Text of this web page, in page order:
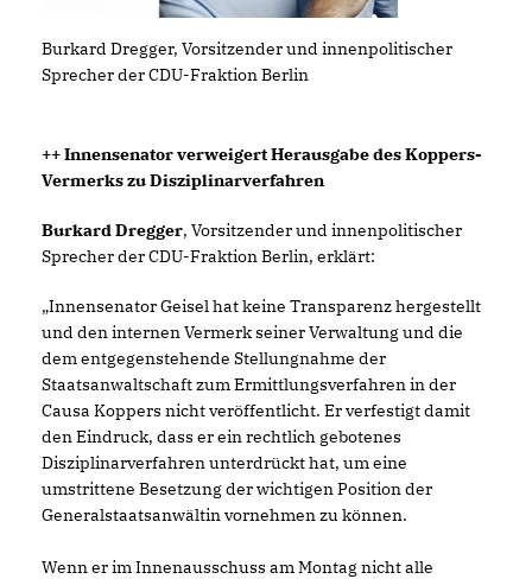
Burkard Dregger, Vorsitzender und innenpolitischer
Sprecher der CDU-Fraktion Berlin
++ Innensenator verweigert Herausgabe des Koppers-
Vermerks zu Disziplinarverfahren
Burkard Dregger, Vorsitzender und innenpolitischer
Sprecher der CDU-Fraktion Berlin, erklärt:
Innensenator Geisel hat keine Transparenz hergestellt
und den internen Vermerk seiner Verwaltung und die
dem entgegenstehende Stellungnahme der
Staatsanwaltschaft zum Ermittlungsverfahren in der
Causa Koppers nicht veröffentlicht. Er verfestigt damit
den Eindruck, dass er ein rechtlich gebotenes
Disziplinarverfahren unterdrückt hat, um eine
umstrittene Besetzung der wichtigen Position der
Generalstaatsanwältin vornehmen zu können.
Wenn er im Innenausschuss am Montag nicht alle